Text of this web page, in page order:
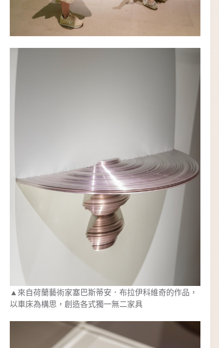
▲來自荷蘭藝術家塞巴斯蒂安．布拉伊科維奇的作品，
以車床為構思，創造各式獨一無二家具